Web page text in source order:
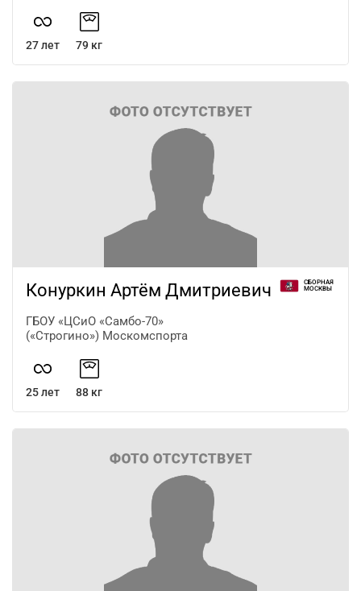
27 лет 79 кг
Конуркин Артём Дмитриевич
ГБОУ «ЦСиО «Самбо-70»
(«Строгино») Москомспорта
СБОРНАЯ
МОСКВЫ
25 лет 88 кг